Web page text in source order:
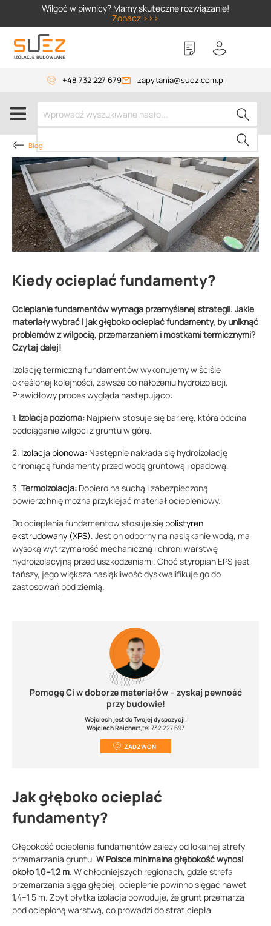
Wilgoć w piwnicy? Mamy skuteczne rozwiązanie!
Zobacz >>>
+48 732 227 679 zapytania@suez.com.pl
Blog
Kiedy ocieplać fundamenty?
Ocieplanie fundamentów wymaga przemyślanej strategii. Jakie
materiały wybrać i jak głęboko ocieplać fundamenty, by uniknąć
problemów z wilgocią, przemarzaniem i mostkami termicznymi?
Czytaj dalej!
Izolację termiczną fundamentów wykonujemy w ściśle
określonej kolejności, zawsze po nałożeniu hydroizolacji.
Prawidłowy proces wygląda następująco:
1. Izolacja pozioma: Najpierw stosuje się barierę, która odcina
podciąganie wilgoci z gruntu w górę.
2. Izolacja pionowa: Następnie nakłada się hydroizolację
chroniącą fundamenty przed wodą gruntową i opadową.
3. Termoizolacja: Dopiero na suchą i zabezpieczoną
powierzchnię można przyklejać materiał ociepleniowy.
Do ocieplenia fundamentów stosuje się polistyren
ekstrudowany (XPS). Jest on odporny na nasiąkanie wodą, ma
wysoką wytrzymałość mechaniczną i chroni warstwę
hydroizolacyjną przed uszkodzeniami. Choć styropian EPS jest
tańszy, jego większa nasiąkliwość dyskwalifikuje go do
zastosowań pod ziemią.
Pomogę Ci w doborze materiałów – zyskaj pewność
przy budowie!
Wojciech jest do Twojej dyspozycji.
Wojciech Reichert,tel.732 227 697
ZADZWOŃ
Jak głęboko ocieplać
fundamenty?
Głębokość ocieplenia fundamentów zależy od lokalnej strefy
przemarzania gruntu. W Polsce minimalna głębokość wynosi
około 1,0–1,2 m. W chłodniejszych regionach, gdzie strefa
przemarzania sięga głębiej, ocieplenie powinno sięgać nawet
1,4–1,5 m. Zbyt płytka izolacja powoduje, że grunt przemarza
pod ocieploną warstwą, co prowadzi do strat ciepła.